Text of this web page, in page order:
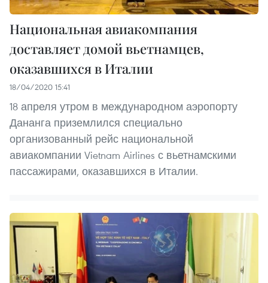
Национальная авиакомпания
доставляет домой вьетнамцев,
оказавшихся в Италии
18/04/2020 15:41
18 апреля утром в международном аэропорту
Дананга приземлился специально
организованный рейс национальной
авиакомпании Vietnam Airlines с вьетнамскими
пассажирами, оказавшихся в Италии.